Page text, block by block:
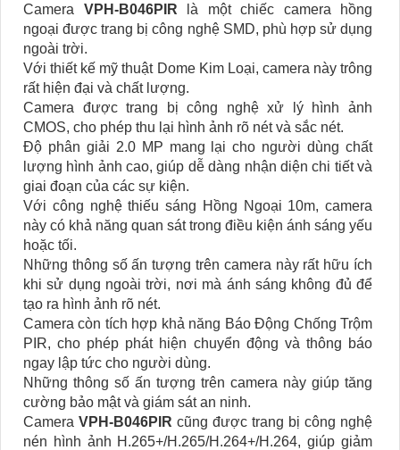
Camera VPH-B046PIR là một chiếc camera hồng
ngoại được trang bị công nghệ SMD, phù hợp sử dụng
ngoài trời.
Với thiết kế mỹ thuật Dome Kim Loại, camera này trông
rất hiện đại và chất lượng.
Camera được trang bị công nghệ xử lý hình ảnh
CMOS, cho phép thu lại hình ảnh rõ nét và sắc nét.
Độ phân giải 2.0 MP mang lại cho người dùng chất
lượng hình ảnh cao, giúp dễ dàng nhận diện chi tiết và
giai đoạn của các sự kiện.
Với công nghệ thiếu sáng Hồng Ngoại 10m, camera
này có khả năng quan sát trong điều kiện ánh sáng yếu
hoặc tối.
Những thông số ấn tượng trên camera này rất hữu ích
khi sử dụng ngoài trời, nơi mà ánh sáng không đủ để
tạo ra hình ảnh rõ nét.
Camera còn tích hợp khả năng Báo Động Chống Trộm
PIR, cho phép phát hiện chuyển động và thông báo
ngay lập tức cho người dùng.
Những thông số ấn tượng trên camera này giúp tăng
cường bảo mật và giám sát an ninh.
Camera VPH-B046PIR cũng được trang bị công nghệ
nén hình ảnh H.265+/H.265/H.264+/H.264, giúp giảm